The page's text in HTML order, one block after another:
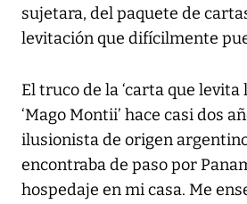
sujetara, del paquete de
levitación que difícilmente
El truco de la ‘carta que levita
‘Mago Montii’ hace casi dos
ilusionista de origen
encontraba de paso por
hospedaje en mi casa. Me